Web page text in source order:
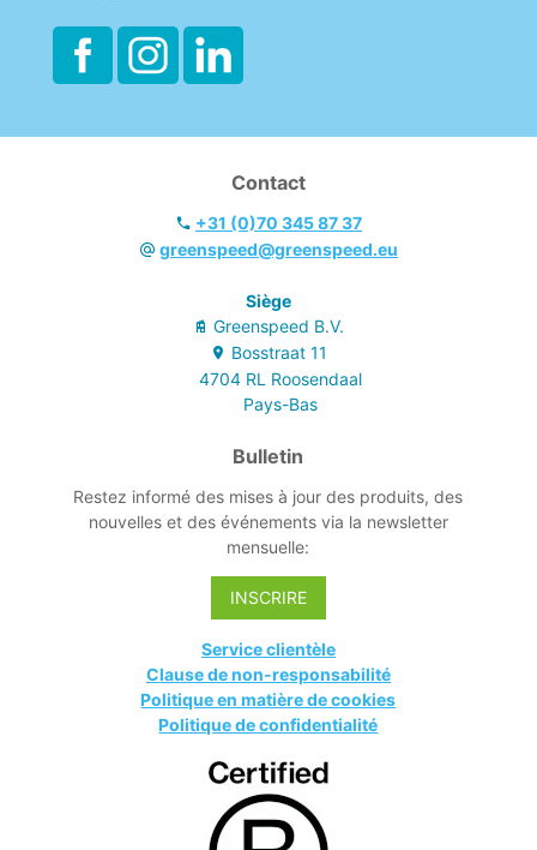
Contact
+31 (0)70 345 87 37
greenspeed@greenspeed.eu
Siège
Greenspeed B.V.
Bosstraat 11
4704 RL Roosendaal
Pays-Bas
Bulletin
Restez informé des mises à jour des produits, des
nouvelles et des événements via la newsletter
mensuelle:
INSCRIRE
Service clientèle
Clause de non-responsabilité
Politique en matière de cookies
Politique de confidentialité